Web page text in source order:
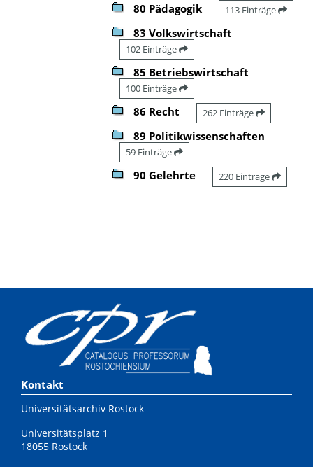
80 Pädagogik 113 Einträge
83 Volkswirtschaft
102 Einträge
85 Betriebswirtschaft
100 Einträge
86 Recht 262 Einträge
89 Politikwissenschaften
59 Einträge
90 Gelehrte 220 Einträge
Kontakt
Universitätsarchiv Rostock
Universitätsplatz 1
18055 Rostock